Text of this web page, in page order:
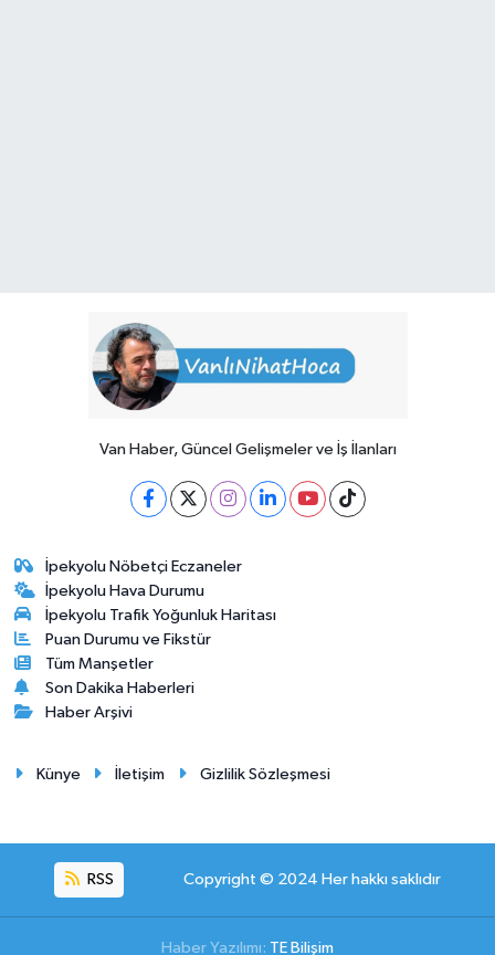
Van Haber, Güncel Gelişmeler ve İş İlanları
İpekyolu Nöbetçi Eczaneler
İpekyolu Hava Durumu
İpekyolu Trafik Yoğunluk Haritası
Puan Durumu ve Fikstür
Tüm Manşetler
Son Dakika Haberleri
Haber Arşivi
Künye İletişim Gizlilik Sözleşmesi
RSS Copyright © 2024 Her hakkı saklıdır
Haber Yazılımı: TE Bilişim